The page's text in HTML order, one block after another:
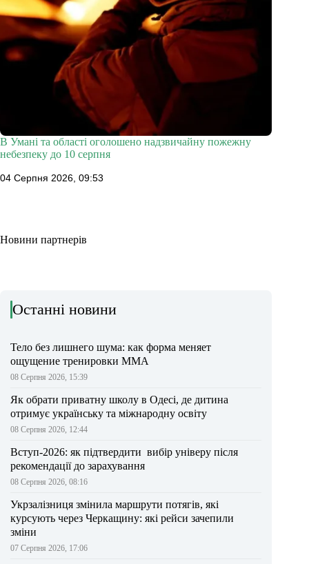
В Умані та області оголошено надзвичайну пожежну
небезпеку до 10 серпня
04 Серпня 2026, 09:53
Новини партнерів
Останні новини
Тело без лишнего шума: как форма меняет
ощущение тренировки ММА
08 Серпня 2026, 15:39
Як обрати приватну школу в Одесі, де дитина
отримує українську та міжнародну освіту
08 Серпня 2026, 12:44
Вступ-2026: як підтвердити вибір універу після
рекомендації до зарахування
08 Серпня 2026, 08:16
Укрзалізниця змінила маршрути потягів, які
курсують через Черкащину: які рейси зачепили
зміни
07 Серпня 2026, 17:06